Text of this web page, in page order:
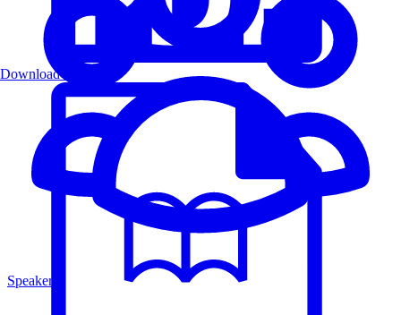
Speakers
Download PDF